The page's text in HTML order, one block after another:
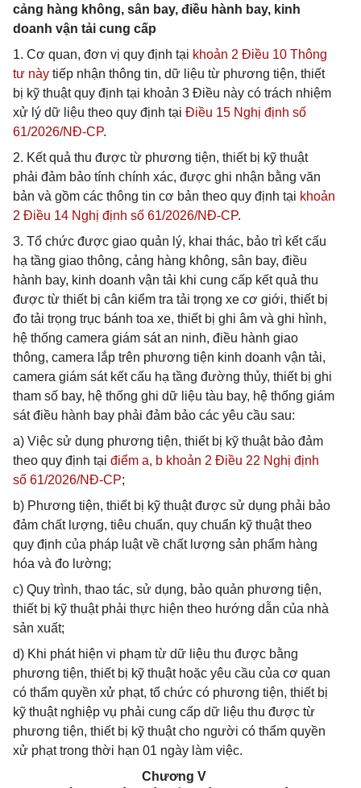
cảng hàng không, sân bay, điều hành bay, kinh
doanh vận tải cung cấp
1. Cơ quan, đơn vị quy định tại khoản 2 Điều 10 Thông
tư này tiếp nhận thông tin, dữ liệu từ phương tiện, thiết
bị kỹ thuật quy định tại khoản 3 Điều này có trách nhiệm
xử lý dữ liệu theo quy định tại Điều 15 Nghị định số
61/2026/NĐ-CP.
2. Kết quả thu được từ phương tiện, thiết bị kỹ thuật
phải đảm bảo tính chính xác, được ghi nhận bằng văn
bản và gồm các thông tin cơ bản theo quy định tại khoản
2 Điều 14 Nghị định số 61/2026/NĐ-CP.
3. Tổ chức được giao quản lý, khai thác, bảo trì kết cấu
hạ tầng giao thông, cảng hàng không, sân bay, điều
hành bay, kinh doanh vận tải khi cung cấp kết quả thu
được từ thiết bị cân kiểm tra tải trọng xe cơ giới, thiết bị
đo tải trọng trục bánh toa xe, thiết bị ghi âm và ghi hình,
hệ thống camera giám sát an ninh, điều hành giao
thông, camera lắp trên phương tiện kinh doanh vận tải,
camera giám sát kết cấu hạ tầng đường thủy, thiết bị ghi
tham số bay, hệ thống ghi dữ liệu tàu bay, hệ thống giám
sát điều hành bay phải đảm bảo các yêu cầu sau:
a) Việc sử dụng phương tiện, thiết bị kỹ thuật bảo đảm
theo quy định tại điểm a, b khoản 2 Điều 22 Nghị định
số 61/2026/NĐ-CP;
b) Phương tiện, thiết bị kỹ thuật được sử dụng phải bảo
đảm chất lượng, tiêu chuẩn, quy chuẩn kỹ thuật theo
quy định của pháp luật về chất lượng sản phẩm hàng
hóa và đo lường;
c) Quy trình, thao tác, sử dụng, bảo quản phương tiện,
thiết bị kỹ thuật phải thực hiện theo hướng dẫn của nhà
sản xuất;
d) Khi phát hiện vi phạm từ dữ liệu thu được bằng
phương tiện, thiết bị kỹ thuật hoặc yêu cầu của cơ quan
có thẩm quyền xử phạt, tổ chức có phương tiện, thiết bị
kỹ thuật nghiệp vụ phải cung cấp dữ liệu thu được từ
phương tiện, thiết bị kỹ thuật cho người có thẩm quyền
xử phạt trong thời hạn 01 ngày làm việc.
Chương V